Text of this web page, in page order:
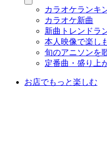
カラオケランキ
カラオケ新曲
新曲トレンドラ
本人映像で楽し
旬のアニソンを
定番曲・盛り上
お店でもっと楽しむ